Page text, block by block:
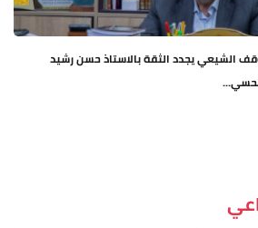
الشيعي يجدد الثقة بالاستاذ حسن رشيد